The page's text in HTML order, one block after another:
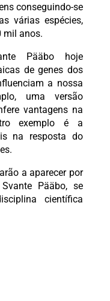
conseguindo-se
várias espécies,
mil anos.
Pääbo hoje
de genes dos
a nossa
uma versão
vantagens na
exemplo é a
na resposta do
a aparecer por
Pääbo, se
científica